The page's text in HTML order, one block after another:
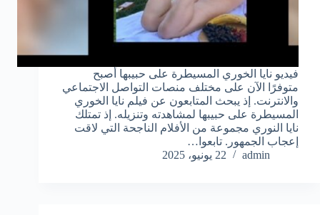
فيديو نايا الخوري المسيطرة على حبيبها أصبح
متوفرًا الآن على مختلف منصات التواصل الاجتماعي
والانترنت. إذ يبحث المتابعون عن فيلم نايا الخوري
المسيطرة على حبيبها لمشاهدته وتنزيله. إذ تمتلك
نايا النوري مجموعة من الأفلام الناجحة التي لاقت
إعجاب الجمهور. تابعوا…
admin
22 يونيو، 2025